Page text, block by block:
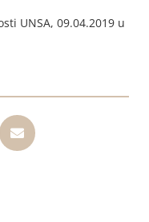
UNSA, 09.04.2019 u